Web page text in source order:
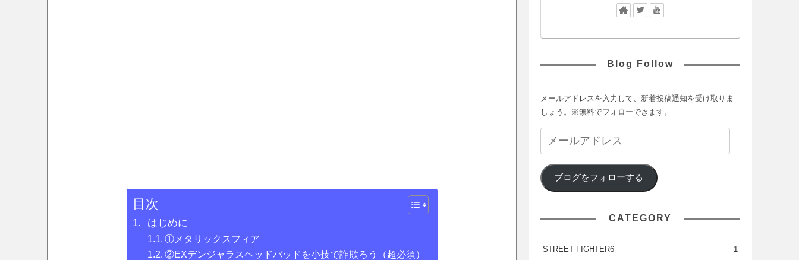
目次
はじめに
①メタリックスフィア
②EXデンジャラスヘッドバッドを小技で詐欺ろう（超必須）
Blog Follow
メールアドレスを入力して、新着投稿通知を受け取りま
しょう。※無料でフォローできます。
ブログをフォローする
CATEGORY
STREET FIGHTER6 1